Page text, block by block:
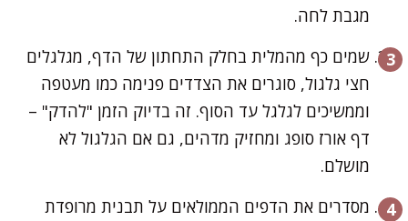
מגבת לחה.
שמים כף מהמלית בחלק התחתון של הדף, מגלגלים
חצי גלגול, סוגרים את הצדדים פנימה כמו מעטפה
וממשיכים לגלגל עד הסוף. זה בדיוק הזמן "להדק" –
דף אורז סופג ומחזיק מדהים, גם אם הגלגול לא
מושלם.
מסדרים את הדפים הממולאים על תבנית מרופדת